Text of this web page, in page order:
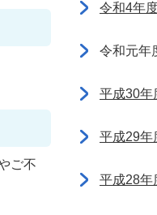
ご不
令和4年
令和元年
平成30年
平成29年
平成28年